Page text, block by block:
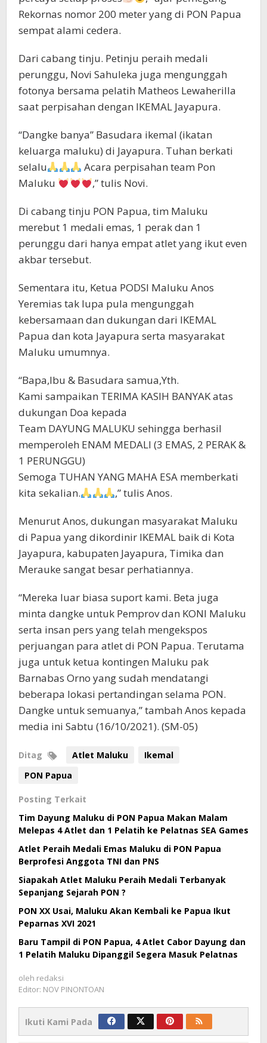
Rekornas nomor 200 meter yang di PON Papua
sempat alami cedera.
Dari cabang tinju. Petinju peraih medali
perunggu, Novi Sahuleka juga mengunggah
fotonya bersama pelatih Matheos Lewaherilla
saat perpisahan dengan IKEMAL Jayapura.
“Dangke banya” Basudara ikemal (ikatan
keluarga maluku) di Jayapura. Tuhan berkati
selalu
Acara perpisahan team Pon
Maluku
,” tulis Novi.
Di cabang tinju PON Papua, tim Maluku
merebut 1 medali emas, 1 perak dan 1
perunggu dari hanya empat atlet yang ikut even
akbar tersebut.
Sementara itu, Ketua PODSI Maluku Anos
Yeremias tak lupa pula mengunggah
kebersamaan dan dukungan dari IKEMAL
Papua dan kota Jayapura serta masyarakat
Maluku umumnya.
“Bapa,Ibu & Basudara samua,Yth.
Kami sampaikan TERIMA KASIH BANYAK atas
dukungan Doa kepada
Team DAYUNG MALUKU sehingga berhasil
memperoleh ENAM MEDALI (3 EMAS, 2 PERAK &
1 PERUNGGU)
Semoga TUHAN YANG MAHA ESA memberkati
kita sekalian.
,” tulis Anos.
Menurut Anos, dukungan masyarakat Maluku
di Papua yang dikordinir IKEMAL baik di Kota
Jayapura, kabupaten Jayapura, Timika dan
Merauke sangat besar perhatiannya.
“Mereka luar biasa suport kami. Beta juga
minta dangke untuk Pemprov dan KONI Maluku
serta insan pers yang telah mengekspos
perjuangan para atlet di PON Papua. Terutama
juga untuk ketua kontingen Maluku pak
Barnabas Orno yang sudah mendatangi
beberapa lokasi pertandingan selama PON.
Dangke untuk semuanya,” tambah Anos kepada
media ini Sabtu (16/10/2021). (SM-05)
Ditag Atlet Maluku
Ikemal
PON Papua
Posting Terkait
Tim Dayung Maluku di PON Papua Makan Malam
Melepas 4 Atlet dan 1 Pelatih ke Pelatnas SEA Games
Atlet Peraih Medali Emas Maluku di PON Papua
Berprofesi Anggota TNI dan PNS
Siapakah Atlet Maluku Peraih Medali Terbanyak
Sepanjang Sejarah PON ?
PON XX Usai, Maluku Akan Kembali ke Papua Ikut
Peparnas XVI 2021
Baru Tampil di PON Papua, 4 Atlet Cabor Dayung dan
1 Pelatih Maluku Dipanggil Segera Masuk Pelatnas
oleh redaksi
Editor: NOV PINONTOAN
Ikuti Kami Pada